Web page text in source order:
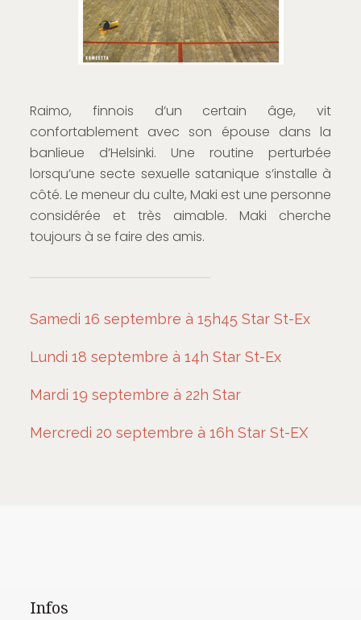
Raimo, finnois d’un certain âge, vit
confortablement avec son épouse dans la
banlieue d’Helsinki. Une routine perturbée
lorsqu’une secte sexuelle satanique s’installe à
côté. Le meneur du culte, Maki est une personne
considérée et très aimable. Maki cherche
toujours à se faire des amis.
Samedi 16 septembre à 15h45 Star St-Ex
Lundi 18 septembre à 14h Star St-Ex
Mardi 19 septembre à 22h Star
Mercredi 20 septembre à 16h Star St-EX
Infos